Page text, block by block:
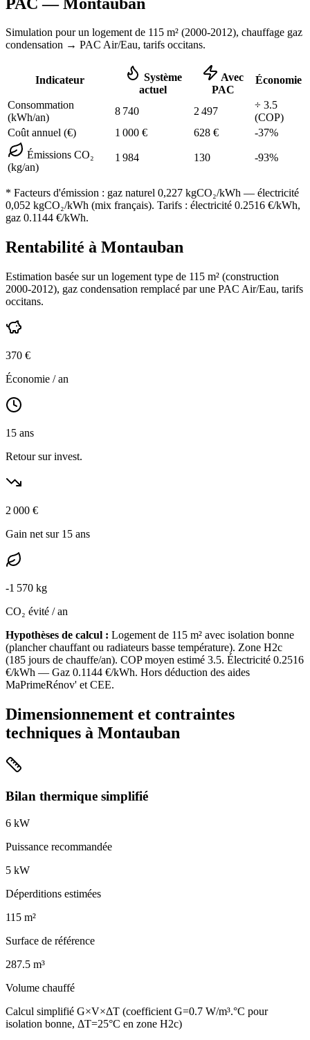
Simulation pour un logement de 115 m² (2000-2012), chauffage gaz
condensation → PAC Air/Eau, tarifs occitans.
Indicateur
Système
actuel
Avec
PAC
Économie
Consommation
(kWh/an)
8 740 2 497
÷ 3.5
(COP)
Coût annuel (€)
1 000 € 628 € -37%
Émissions CO₂
(kg/an)
1 984 130 -93%
* Facteurs d'émission : gaz naturel 0,227 kgCO₂/kWh — électricité
0,052 kgCO₂/kWh (mix français). Tarifs : électricité 0.2516 €/kWh,
gaz 0.1144 €/kWh.
Rentabilité à Montauban
Estimation basée sur un logement type de 115 m² (construction
2000-2012), gaz condensation remplacé par une PAC Air/Eau, tarifs
occitans.
370 €
Économie / an
15 ans
Retour sur invest.
2 000 €
Gain net sur 15 ans
-1 570 kg
CO₂ évité / an
Hypothèses de calcul : Logement de 115 m² avec isolation bonne
(plancher chauffant ou radiateurs basse température). Zone H2c
(185 jours de chauffe/an). COP moyen estimé 3.5. Électricité 0.2516
€/kWh — Gaz 0.1144 €/kWh. Hors déduction des aides
MaPrimeRénov' et CEE.
Dimensionnement et contraintes
techniques à Montauban
Bilan thermique simplifié
6 kW
Puissance recommandée
5 kW
Déperditions estimées
115 m²
Surface de référence
287.5 m³
Volume chauffé
Calcul simplifié G×V×ΔT (coefficient G=0.7 W/m³.°C pour
isolation bonne, ΔT=25°C en zone H2c)